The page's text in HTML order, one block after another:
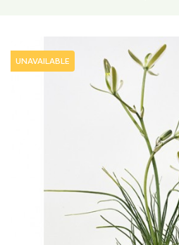
UNAVAILABLE